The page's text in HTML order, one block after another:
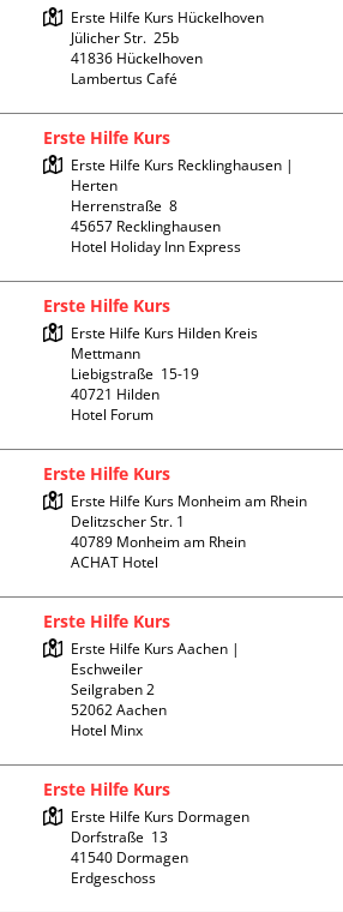
Erste Hilfe Kurs Hückelhoven
Jülicher Str.  25b
41836 Hückelhoven
Lambertus Café
Erste Hilfe Kurs
Erste Hilfe Kurs Recklinghausen |
Herten
Herrenstraße  8
45657 Recklinghausen
Hotel Holiday Inn Express
Erste Hilfe Kurs
Erste Hilfe Kurs Hilden Kreis
Mettmann
Liebigstraße  15-19
40721 Hilden
Hotel Forum
Erste Hilfe Kurs
Erste Hilfe Kurs Monheim am Rhein
Delitzscher Str. 1
40789 Monheim am Rhein
ACHAT Hotel
Erste Hilfe Kurs
Erste Hilfe Kurs Aachen |
Eschweiler
Seilgraben 2
52062 Aachen
Hotel Minx
Erste Hilfe Kurs
Erste Hilfe Kurs Dormagen
Dorfstraße  13
41540 Dormagen
Erdgeschoss